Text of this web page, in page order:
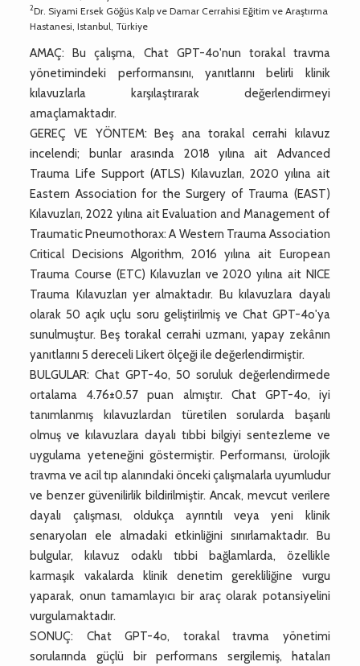
2Dr. Siyami Ersek Göğüs Kalp ve Damar Cerrahisi Eğitim ve Araştırma
Hastanesi, Istanbul, Türkiye
AMAÇ: Bu çalışma, Chat GPT-4o'nun torakal travma
yönetimindeki performansını, yanıtlarını belirli klinik
kılavuzlarla karşılaştırarak değerlendirmeyi
amaçlamaktadır.
GEREÇ VE YÖNTEM: Beş ana torakal cerrahi kılavuz
incelendi; bunlar arasında 2018 yılına ait Advanced
Trauma Life Support (ATLS) Kılavuzları, 2020 yılına ait
Eastern Association for the Surgery of Trauma (EAST)
Kılavuzları, 2022 yılına ait Evaluation and Management of
Traumatic Pneumothorax: A Western Trauma Association
Critical Decisions Algorithm, 2016 yılına ait European
Trauma Course (ETC) Kılavuzları ve 2020 yılına ait NICE
Trauma Kılavuzları yer almaktadır. Bu kılavuzlara dayalı
olarak 50 açık uçlu soru geliştirilmiş ve Chat GPT-4o'ya
sunulmuştur. Beş torakal cerrahi uzmanı, yapay zekânın
yanıtlarını 5 dereceli Likert ölçeği ile değerlendirmiştir.
BULGULAR: Chat GPT-4o, 50 soruluk değerlendirmede
ortalama 4.76±0.57 puan almıştır. Chat GPT-4o, iyi
tanımlanmış kılavuzlardan türetilen sorularda başarılı
olmuş ve kılavuzlara dayalı tıbbi bilgiyi sentezleme ve
uygulama yeteneğini göstermiştir. Performansı, ürolojik
travma ve acil tıp alanındaki önceki çalışmalarla uyumludur
ve benzer güvenilirlik bildirilmiştir. Ancak, mevcut verilere
dayalı çalışması, oldukça ayrıntılı veya yeni klinik
senaryoları ele almadaki etkinliğini sınırlamaktadır. Bu
bulgular, kılavuz odaklı tıbbi bağlamlarda, özellikle
karmaşık vakalarda klinik denetim gerekliliğine vurgu
yaparak, onun tamamlayıcı bir araç olarak potansiyelini
vurgulamaktadır.
SONUÇ: Chat GPT-4o, torakal travma yönetimi
sorularında güçlü bir performans sergilemiş, hataları